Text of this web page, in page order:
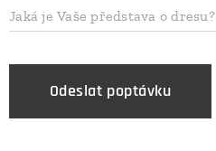
Jaká je Vaše představa o dresu?
Odeslat poptávku